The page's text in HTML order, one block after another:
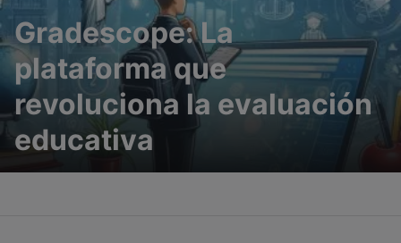
Gradescope: La
plataforma que
revoluciona la evaluación
educativa